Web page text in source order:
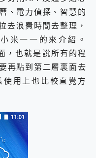
、電力偵探、智慧的
去浪費時間去整理，
米一一的來介紹。
，也就是說所有的程
再點到第二層裏面去
用上也比較直覺方